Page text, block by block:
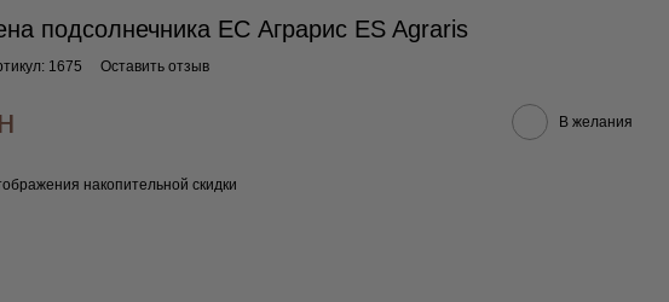
подсолнечника ЕС Аграрис ES Agraris
1675 Оставить отзыв
В желания
накопительной скидки